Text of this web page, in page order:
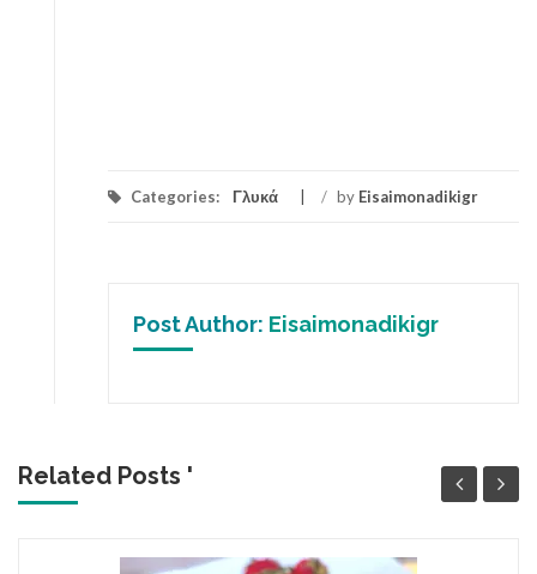
Categories: Γλυκά / by Eisaimonadikigr
Post Author: Eisaimonadikigr
Related Posts '